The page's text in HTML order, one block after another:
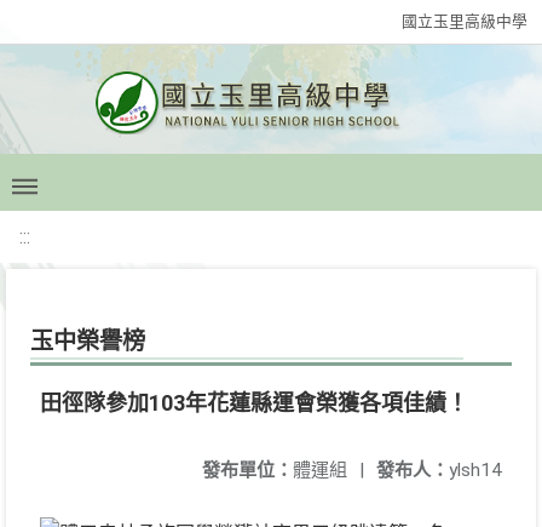
國立玉里高級中學
:::
玉中榮譽榜
田徑隊參加103年花蓮縣運會榮獲各項佳績！
發布人： ylsh14
發布單位： 體運組 |